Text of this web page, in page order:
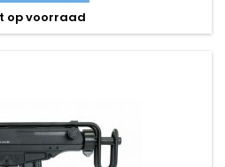
op voorraad